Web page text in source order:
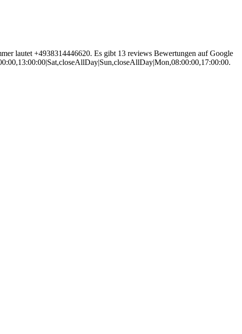
lautet +4938314446620. Es gibt 13 reviews Bewertungen auf Google